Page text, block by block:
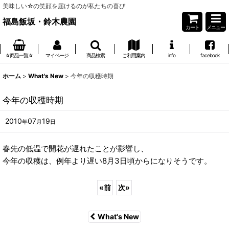
美味しい☆の笑顔を届けるのが私たちの喜び
福島飯坂・鈴木農園
カート メニュー
☆商品一覧☆ マイページ 商品検索 ご利用案内 info facebook
ホーム > What's New > 今年の収穫時期
今年の収穫時期
2010年07月19日
春先の低温で開花が遅れたことが影響し、
今年の収穫は、例年より遅い8月3日頃からになりそうです。
«前 次»
What's New